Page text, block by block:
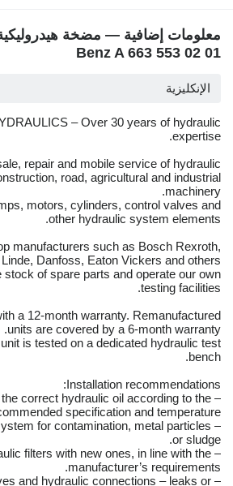
Benz A 663 553 02 01
الإنكليزية
– Over 30 years of hydraulic
expertise.
repair and mobile service of hydraulic
road, agricultural and industrial
machinery.
motors, cylinders, control valves and
other hydraulic system elements.
manufacturers such as Bosch Rexroth,
Danfoss, Eaton Vickers and others.
stock of spare parts and operate our own
testing facilities.
a 12-month warranty. Remanufactured
units are covered by a 6-month warranty.
is tested on a dedicated hydraulic test
bench.
Installation recommendations:
the correct hydraulic oil according to the
specification and temperature.
for contamination, metal particles
or sludge.
filters with new ones, in line with the
manufacturer’s requirements.
and hydraulic connections – leaks or